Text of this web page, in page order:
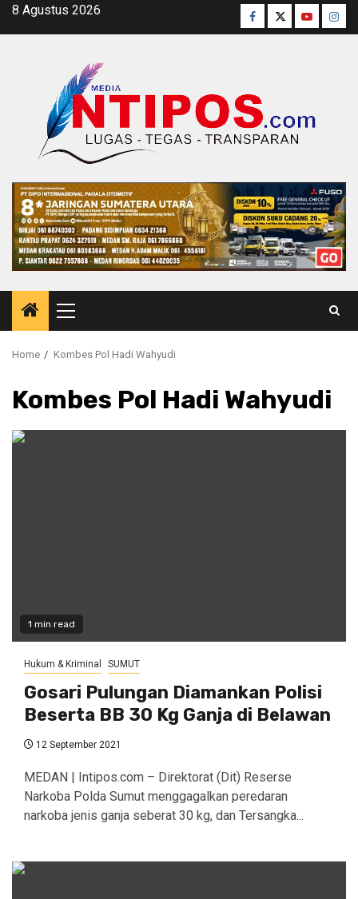
Skip8 Agustus 2026 Facebook
TwitterYoutube
Primary
Menu
Home Kombes Pol Hadi Wahyudi
Kombes Pol Hadi Wahyudi
1 min read
Hukum & Kriminal SUMUT
Gosari Pulungan Diamankan Polisi
Beserta BB 30 Kg Ganja di Belawan
12 September 2021
MEDAN | Intipos.com – Direktorat (Dit) Reserse
Narkoba Polda Sumut menggagalkan peredaran
narkoba jenis ganja seberat 30 kg, dan Tersangka...